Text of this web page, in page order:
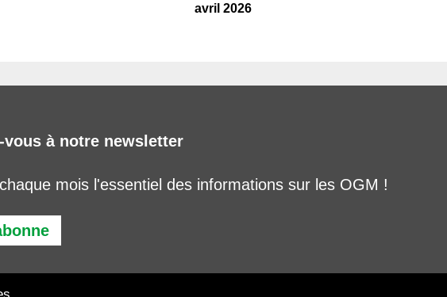
avril 2026
vous à notre newsletter
mois l'essentiel des informations sur les OGM !